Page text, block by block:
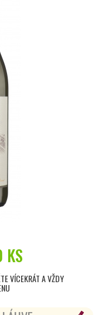
KS
VÍCEKRÁT A VŽDY